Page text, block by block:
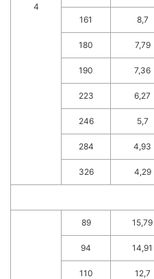
4
161 8,7
180 7,79
190 7,36
223 6,27
246 5,7
284 4,93
326 4,29
89 15,79
94 14,91
110 12,7